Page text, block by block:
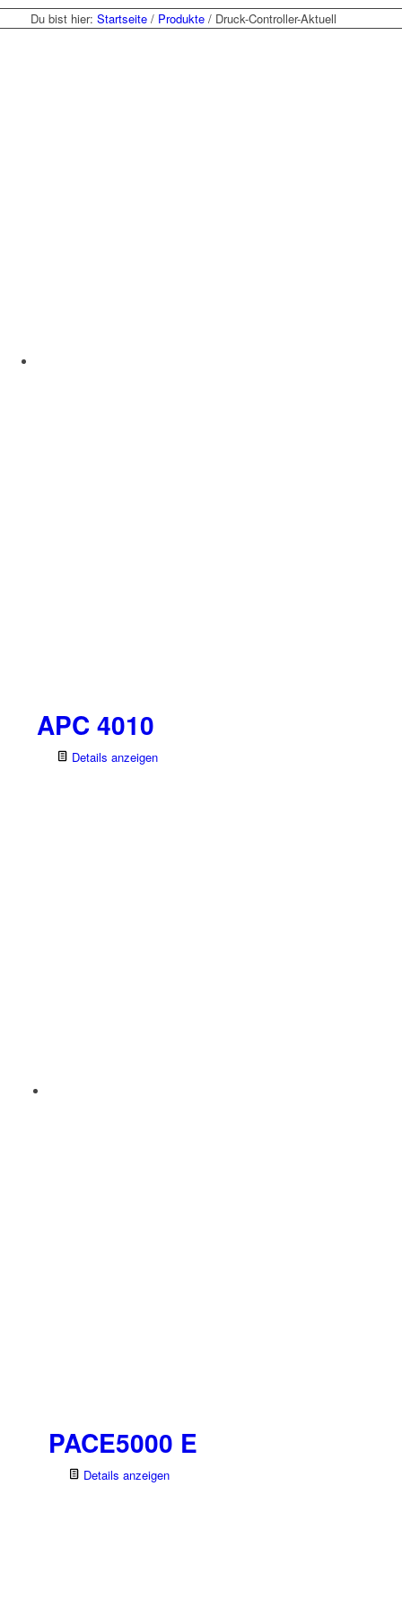
Du bist hier: Startseite / Produkte / Druck-Controller-Aktuell
APC 4010
Details anzeigen
PACE5000 E
Details anzeigen